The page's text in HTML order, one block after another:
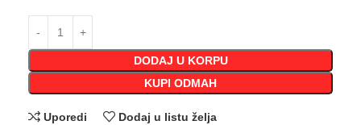
DODAJ U KORPU
KUPI ODMAH
Uporedi Dodaj u listu želja